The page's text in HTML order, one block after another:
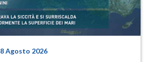
8 Agosto 2026